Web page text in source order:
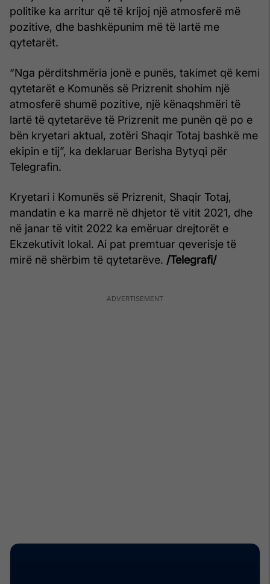
politike ka arritur që të krijoj një atmosferë më
pozitive, dhe bashkëpunim më të lartë me
qytetarët.
“Nga përditshmëria jonë e punës, takimet që kemi
qytetarët e Komunës së Prizrenit shohim një
atmosferë shumë pozitive, një kënaqshmëri të
lartë të qytetarëve të Prizrenit me punën që po e
bën kryetari aktual, zotëri Shaqir Totaj bashkë me
ekipin e tij”, ka deklaruar Berisha Bytyqi për
Telegrafin.
Kryetari i Komunës së Prizrenit, Shaqir Totaj,
mandatin e ka marrë në dhjetor të vitit 2021, dhe
në janar të vitit 2022 ka emëruar drejtorët e
Ekzekutivit lokal. Ai pat premtuar qeverisje të
mirë në shërbim të qytetarëve. /Telegrafi/